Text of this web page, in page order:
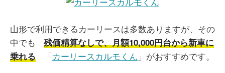
山形で利用できるカーリースは多数ありますが、その
中でも
残価精算なしで、月額10,000円台から新車に
乗れる
「カーリースカルモくん 」がおすすめです。